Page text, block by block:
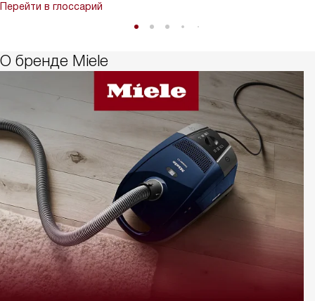
Перейти в глоссарий
О бренде Miele